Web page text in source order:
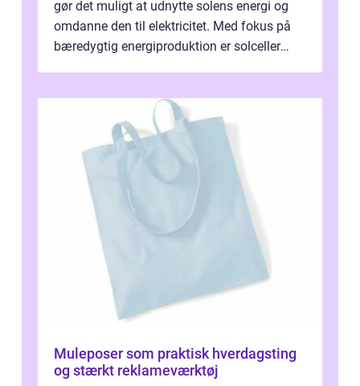
gør det muligt at udnytte solens energi og
omdanne den til elektricitet. Med fokus på
bæredygtig energiproduktion er solceller
Muleposer som praktisk hverdagsting
og stærkt reklameværktøj